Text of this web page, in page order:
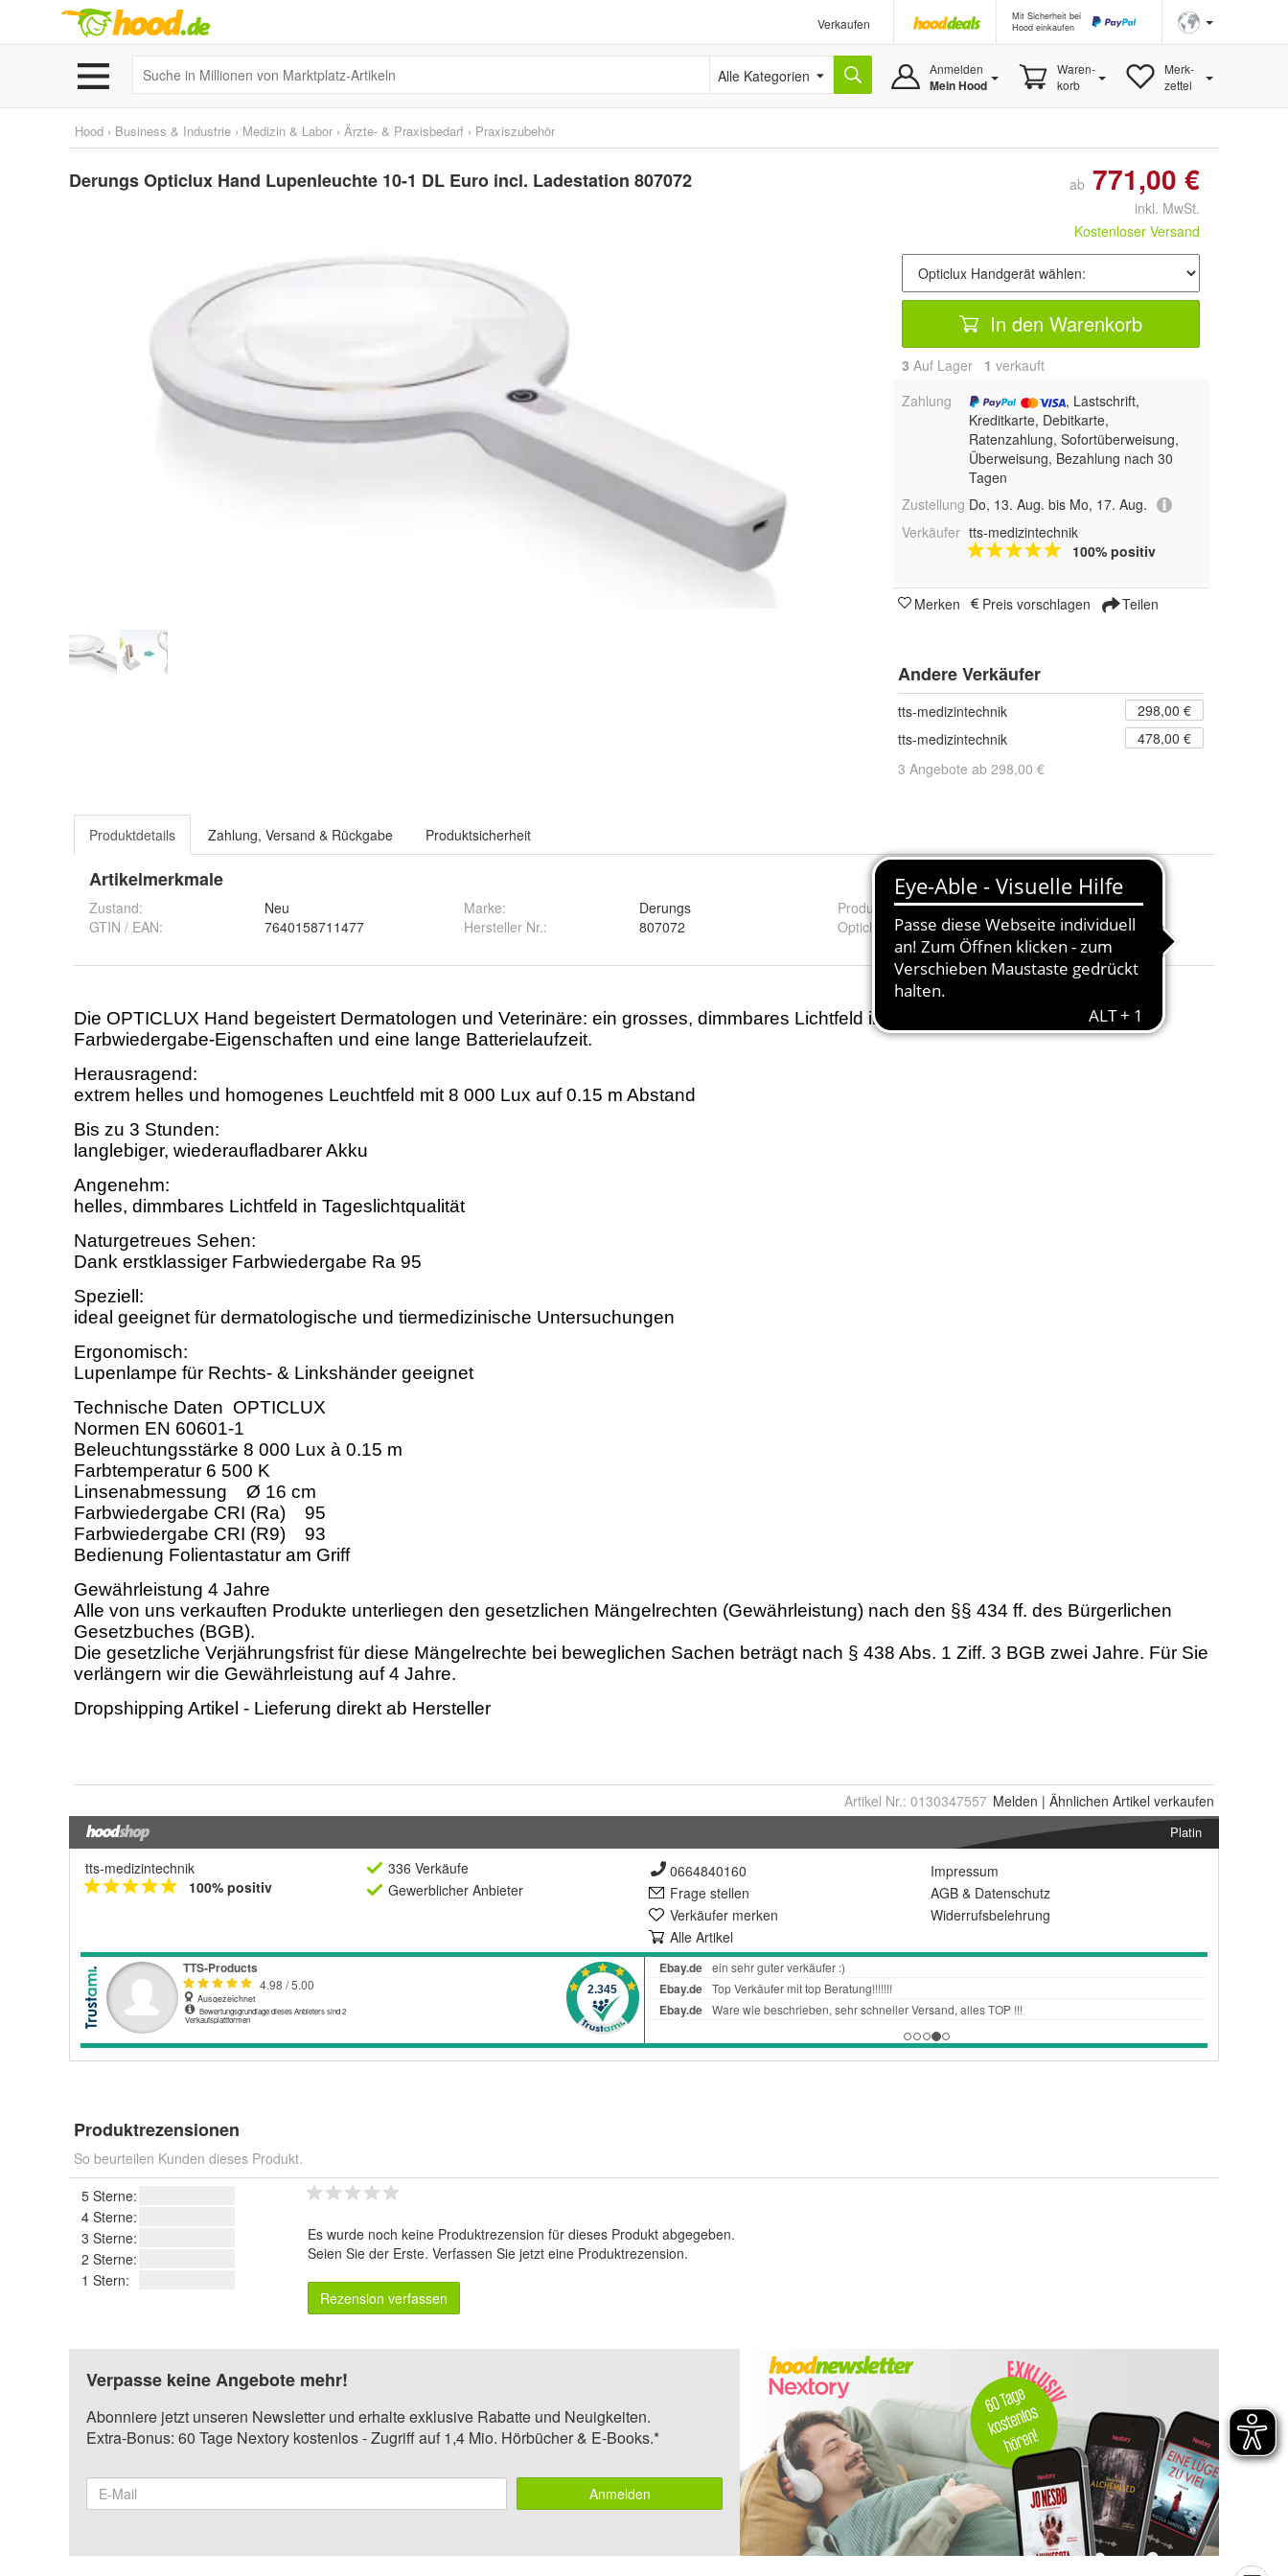
Verkaufen
Mit Sicherheit bei
Hood einkaufen
Alle Kategorien Anmelden
Mein Hood
Waren-
korb
Merk-
zettel
Hood › Business & Industrie › Medizin & Labor › Ärzte- & Praxisbedarf › Praxiszubehör
Derungs Opticlux Hand Lupenleuchte 10-1 DL Euro incl. Ladestation 807072 ab 771,00 €
inkl. MwSt.
Kostenloser Versand
In den Warenkorb
3 Auf Lager 1 verkauft
Zahlung
, Lastschrift,
Kreditkarte, Debitkarte,
Ratenzahlung, Sofortüberweisung,
Überweisung, Bezahlung nach 30
Tagen
Zustellung Do, 13. Aug. bis Mo, 17. Aug.
Verkäufer tts-medizintechnik
100% positiv
Merken Preis vorschlagen Teilen
Andere Verkäufer
tts-medizintechnik
298,00 €
tts-medizintechnik
478,00 €
3 Angebote ab 298,00 €
Produktdetails Zahlung, Versand & Rückgabe Produktsicherheit
Artikelmerkmale
Zustand:
Neu
GTIN / EAN:
7640158711477
Marke:
Derungs
Hersteller Nr.:
807072
Produktart:
Derungs Opticlux Hand Lupenleuchte 10-1
Opticlux Handgerät wählen: ohne Ladegerät und incl. Ladegerät
Artikel Nr.: 0130347557 Melden | Ähnlichen Artikel verkaufen
Platin
tts-medizintechnik
100% positiv
336 Verkäufe
Gewerblicher Anbieter
0664840160
Frage stellen
Verkäufer merken
Alle Artikel
Impressum
AGB & Datenschutz
Widerrufsbelehrung
Produktrezensionen
So beurteilen Kunden dieses Produkt.
5 Sterne:
4 Sterne:
3 Sterne:
2 Sterne:
1 Stern:
Es wurde noch keine Produktrezension für dieses Produkt abgegeben.
Seien Sie der Erste. Verfassen Sie jetzt eine Produktrezension.
Rezension verfassen
Verpasse keine Angebote mehr!
Abonniere jetzt unseren Newsletter und erhalte exklusive Rabatte und Neuigkeiten.
Extra-Bonus: 60 Tage Nextory kostenlos - Zugriff auf 1,4 Mio. Hörbücher & E-Books.*
Anmelden